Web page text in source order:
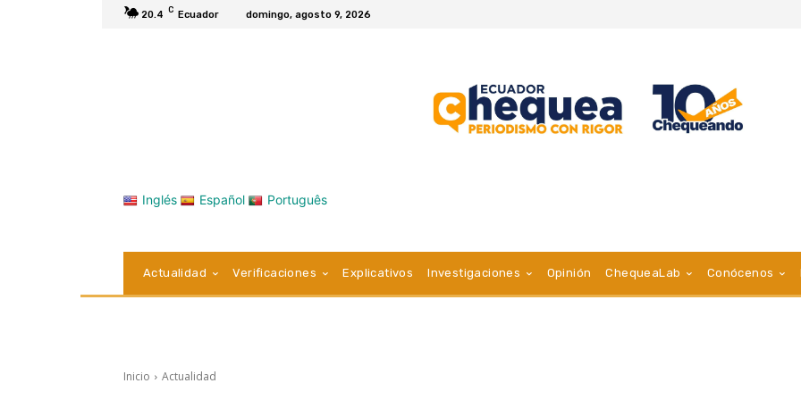
20.4 C Ecuador domingo, agosto 9, 2026
Inglés Español Português
Actualidad Verificaciones Explicativos Investigaciones Opinión ChequeaLab Conócenos
Inicio Actualidad